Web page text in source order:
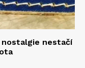
nostalgie nestačí